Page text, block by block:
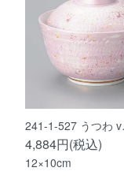
241-1-527 うつわ
4,884円(税込)
12×10cm